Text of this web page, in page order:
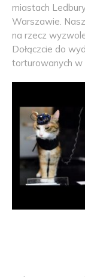
miastach
Warszawie.
na rzecz
Dołączcie do
torturowanych w